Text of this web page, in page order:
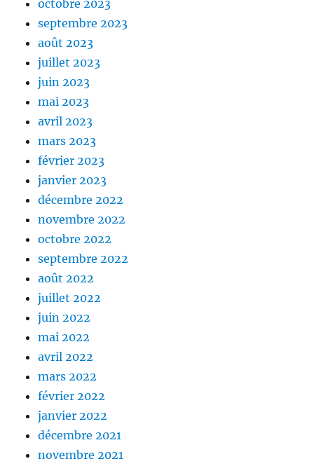
octobre 2023
septembre 2023
août 2023
juillet 2023
juin 2023
mai 2023
avril 2023
mars 2023
février 2023
janvier 2023
décembre 2022
novembre 2022
octobre 2022
septembre 2022
août 2022
juillet 2022
juin 2022
mai 2022
avril 2022
mars 2022
février 2022
janvier 2022
décembre 2021
novembre 2021